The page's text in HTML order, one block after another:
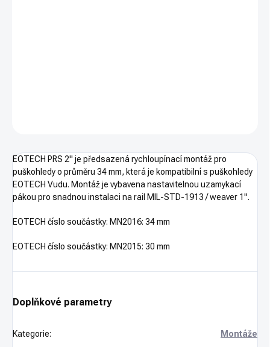
EOTECH PRS 2" je předsazená rychloupínací montáž pro
puškohledy o průměru 34 mm, která je kompatibilní s puškohledy
EOTECH Vudu. Montáž je vybavena nastavitelnou uzamykací
pákou pro snadnou instalaci na rail MIL-STD-1913 / weaver 1".
EOTECH číslo součástky: MN2016: 34 mm
EOTECH číslo součástky: MN2015: 30 mm
Doplňkové parametry
Kategorie: Montáže